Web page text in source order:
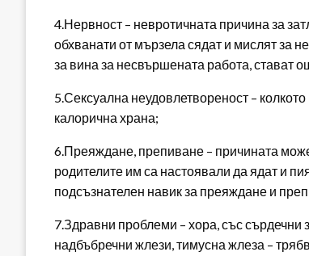
4.Нервност – невротичната причина за
обхванати от мързела сядат и мислят за
за вина за несвършената работа, стават
5.Сексуална неудовлетвореност –
калорична храна;
6.Преяждане, препиване – причината
родителите им са настоявали да ядат и
подсъзнателен навик за преяждане и
7.Здравни проблеми – хора, със
надбъбречни жлези, тимусна жлеза –